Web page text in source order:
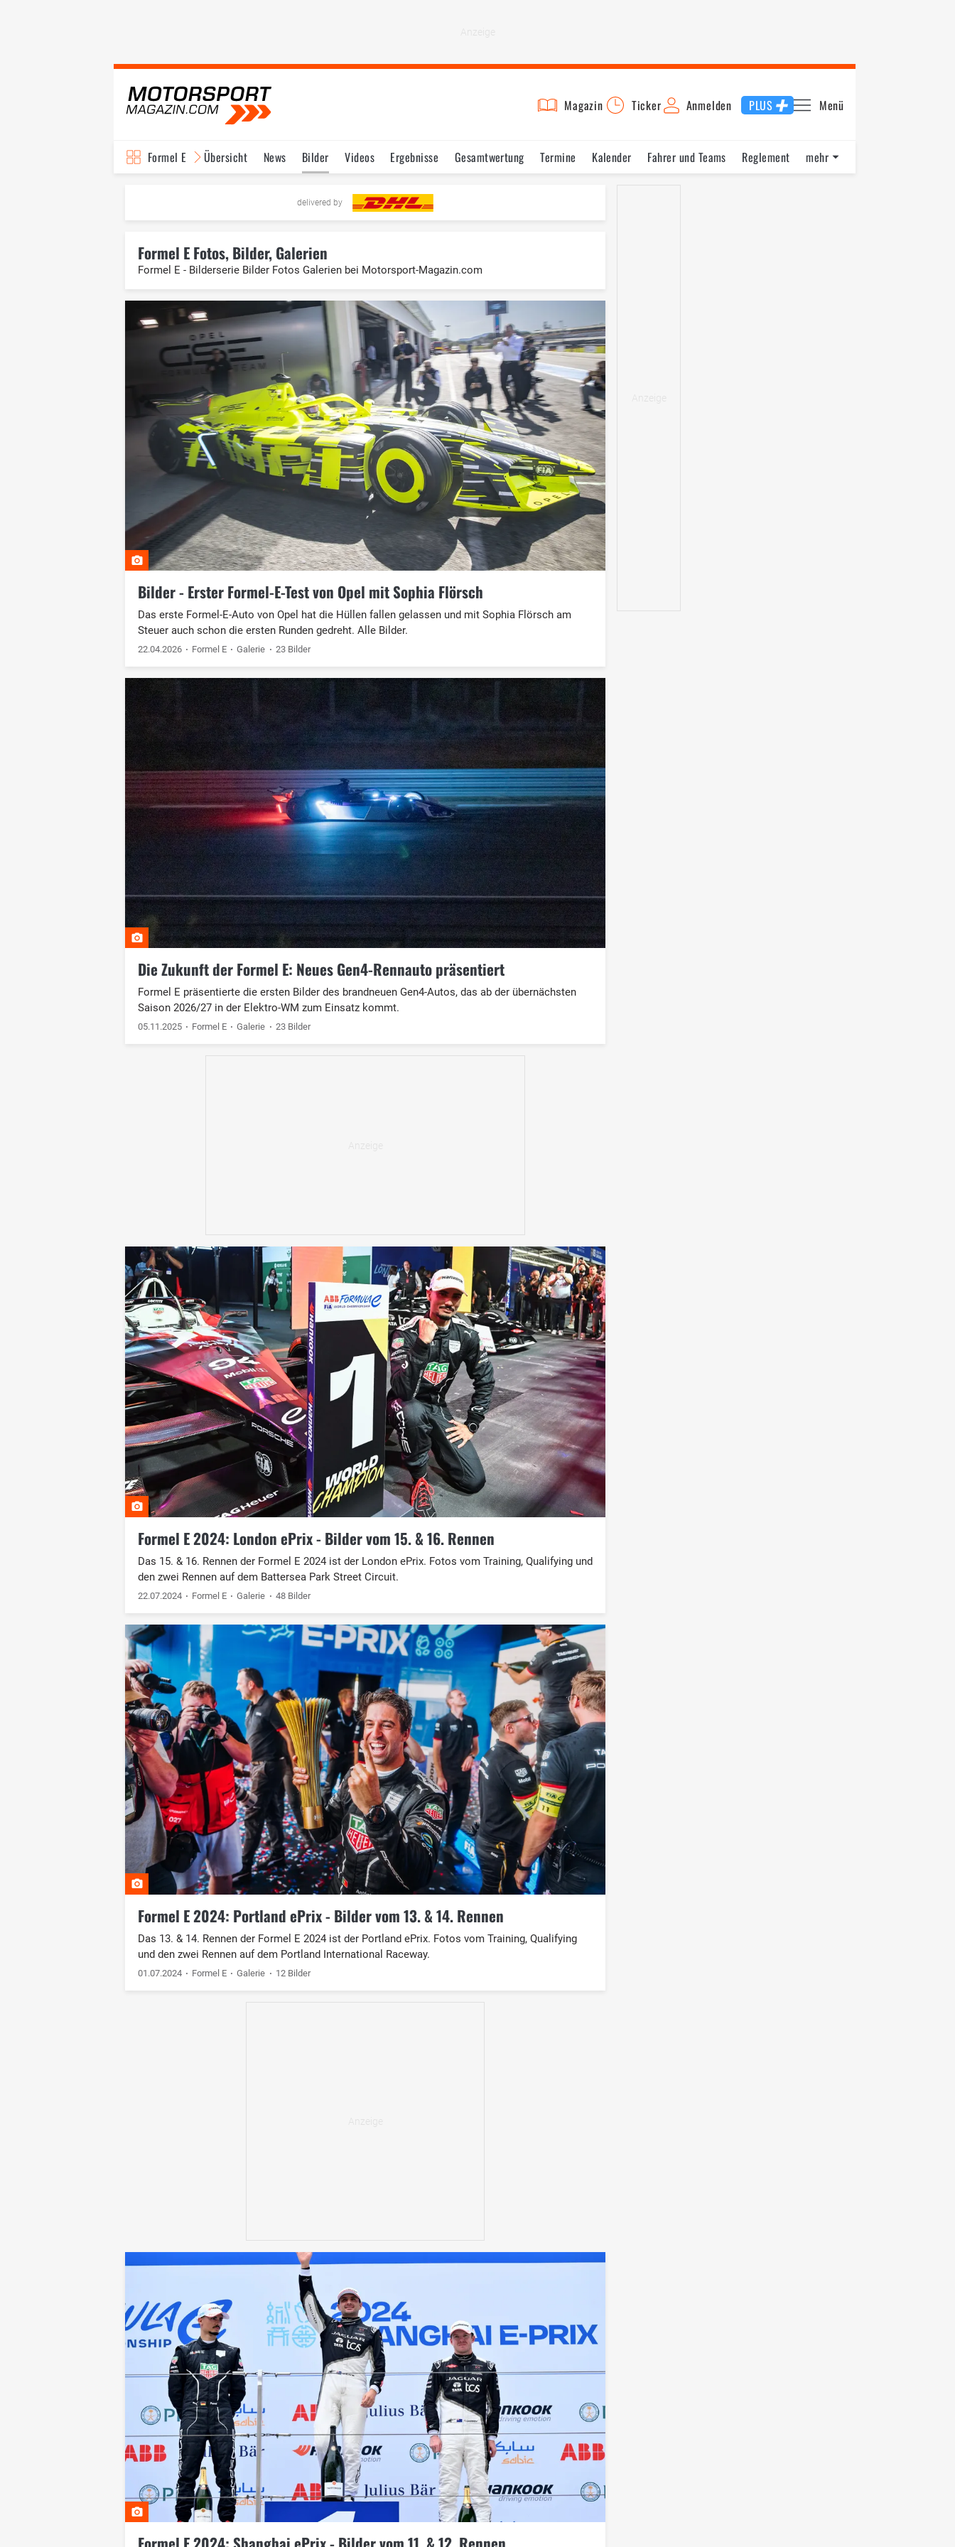
Magazin Ticker Anmelden PLUS Menü
Formel E Übersicht News Bilder Videos Ergebnisse Gesamtwertung Termine Kalender Fahrer und Teams
Reglement
mehr
delivered by
Formel E Fotos, Bilder, Galerien
Formel E - Bilderserie Bilder Fotos Galerien bei Motorsport-Magazin.com
Bilder - Erster Formel-E-Test von Opel mit Sophia Flörsch
Das erste Formel-E-Auto von Opel hat die Hüllen fallen gelassen und mit Sophia Flörsch am
Steuer auch schon die ersten Runden gedreht. Alle Bilder.
22.04.2026 Formel E Galerie 23 Bilder
Die Zukunft der Formel E: Neues Gen4-Rennauto präsentiert
Formel E präsentierte die ersten Bilder des brandneuen Gen4-Autos, das ab der übernächsten
Saison 2026/27 in der Elektro-WM zum Einsatz kommt.
05.11.2025 Formel E Galerie 23 Bilder
Formel E 2024: London ePrix - Bilder vom 15. & 16. Rennen
Das 15. & 16. Rennen der Formel E 2024 ist der London ePrix. Fotos vom Training, Qualifying und
den zwei Rennen auf dem Battersea Park Street Circuit.
22.07.2024 Formel E Galerie 48 Bilder
Formel E 2024: Portland ePrix - Bilder vom 13. & 14. Rennen
Das 13. & 14. Rennen der Formel E 2024 ist der Portland ePrix. Fotos vom Training, Qualifying
und den zwei Rennen auf dem Portland International Raceway.
01.07.2024 Formel E Galerie 12 Bilder